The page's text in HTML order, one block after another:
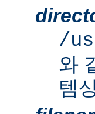
/
와
템